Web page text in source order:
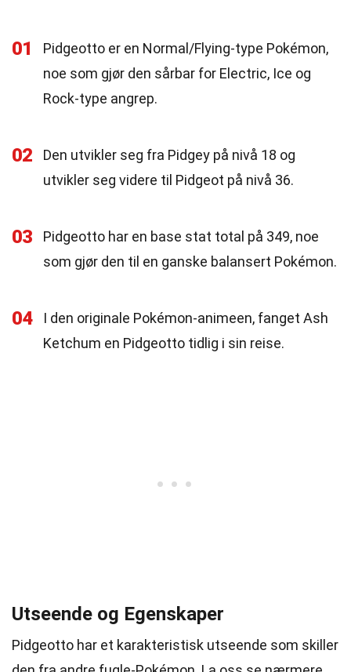
01
Pidgeotto er en Normal/Flying-type Pokémon,
noe som gjør den sårbar for Electric, Ice og
Rock-type angrep.
02
Den utvikler seg fra Pidgey på nivå 18 og
utvikler seg videre til Pidgeot på nivå 36.
03
Pidgeotto har en base stat total på 349, noe
som gjør den til en ganske balansert Pokémon.
04
I den originale Pokémon-animeen, fanget Ash
Ketchum en Pidgeotto tidlig i sin reise.
Utseende og Egenskaper
Pidgeotto har et karakteristisk utseende som skiller